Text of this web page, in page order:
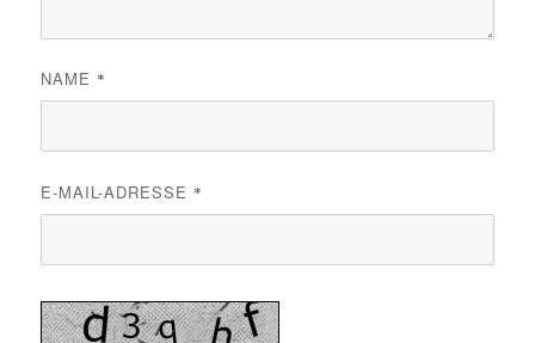
NAME *
E-MAIL-ADRESSE *